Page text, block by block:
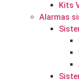
Kits
Alarmas